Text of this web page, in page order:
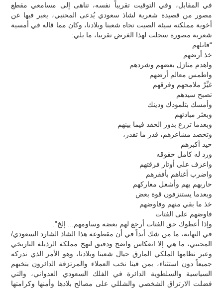
في المقابل، وفي التوقيت تقريباً نفسه، تناهى إلى مسامعي مقطع
مصور من قصيدة شعرية لشاذ سعودي يُدعى المحنبي، يعبر فيها عن
أخوية مملكته سيئة الصيت تجاه شعبنا وبلادنا، وكان مما قاله في أمسية
شعرية مصورة سجلت لهذا الغرض تقريبا، ما يلي:
“قاتلهم
خذ أرضهم
واهدم منازل بعضهم وشردهم
واطمس معالم أرضهم
غيِّرْ ملامحهم وفرقهم
تصبح سيدهم
وأمسك بتلمودك ودينك
وبعثر مبادئهم
وبعدما تزرع بذور الحقد فيما بينهم
وتحصد مشاعرهم، قدر ما تقدر،
حيد أكبرهم
ورد له كامل حقوقه
واعزف على أوتار فرقتهم
واضرب أغناهم بأفقرهم
حاربهم بهم وأشعل معاركهم
وبعدما يستنزفون قوة بعض
خذ ما بقي منهم وفاوضهم
فاوضهم على الفتات
وإذا أعطوك حق الفتات أرجع لهم بعضه وساومهم... إلخ”.
في النهاية، ما من شك أبداً في أن مقطوعة هذا الشاذ الشارد السعودي/
المحنبي، ما هي إلا انعكاس واضح ودقيق لنهج مملكة الرذيلة التاريخي
وعبر نظامها الملكي المارق حيال شعبنا وبلادنا، وهو الأمر الذي ندركه
جميعاً دون استثناء، بمن فينا نخب العملاء والمرتزقة الدائرون بنخبهم
السياسية والسلطوية الدائرة في الفلك السعودي العدواني، والتي
فضلت الارتزاق الشخصي والشللي على مصالح بلادها وأمنها وكرامتها